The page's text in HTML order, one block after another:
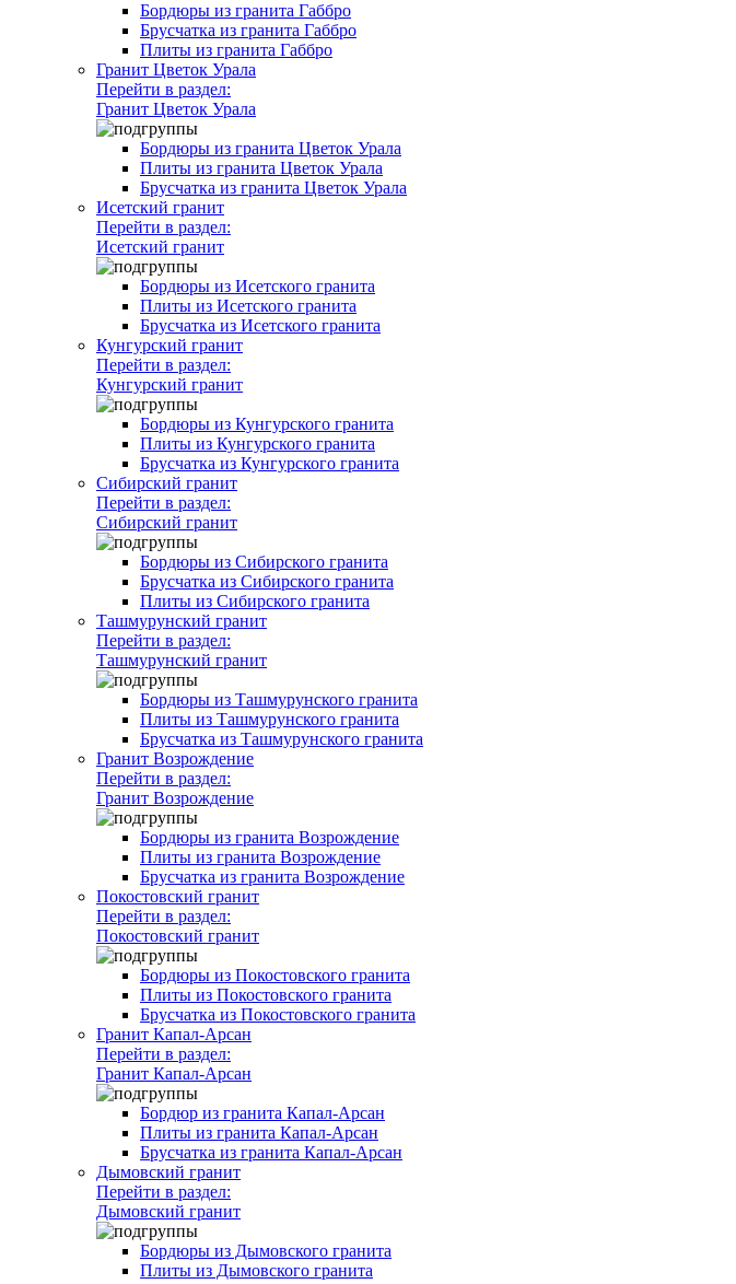
Бордюры из гранита Габбро
Брусчатка из гранита Габбро
Плиты из гранита Габбро
Гранит Цветок Урала
Перейти в раздел:
Гранит Цветок Урала
Бордюры из гранита Цветок Урала
Плиты из гранита Цветок Урала
Брусчатка из гранита Цветок Урала
Исетский гранит
Перейти в раздел:
Исетский гранит
Бордюры из Исетского гранита
Плиты из Исетского гранита
Брусчатка из Исетского гранита
Кунгурский гранит
Перейти в раздел:
Кунгурский гранит
Бордюры из Кунгурского гранита
Плиты из Кунгурского гранита
Брусчатка из Кунгурского гранита
Сибирский гранит
Перейти в раздел:
Сибирский гранит
Бордюры из Сибирского гранита
Брусчатка из Сибирского гранита
Плиты из Сибирского гранита
Ташмурунский гранит
Перейти в раздел:
Ташмурунский гранит
Бордюры из Ташмурунского гранита
Плиты из Ташмурунского гранита
Брусчатка из Ташмурунского гранита
Гранит Возрождение
Перейти в раздел:
Гранит Возрождение
Бордюры из гранита Возрождение
Плиты из гранита Возрождение
Брусчатка из гранита Возрождение
Покостовский гранит
Перейти в раздел:
Покостовский гранит
Бордюры из Покостовского гранита
Плиты из Покостовского гранита
Брусчатка из Покостовского гранита
Гранит Капал-Арсан
Перейти в раздел:
Гранит Капал-Арсан
Бордюр из гранита Капал-Арсан
Плиты из гранита Капал-Арсан
Брусчатка из гранита Капал-Арсан
Дымовский гранит
Перейти в раздел:
Дымовский гранит
Бордюры из Дымовского гранита
Плиты из Дымовского гранита